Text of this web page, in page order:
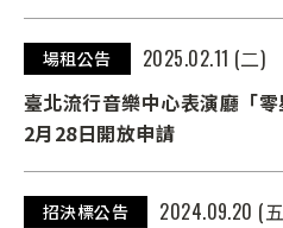
場租公告
2025.02.11 (二)
臺北流行音樂中心表演廳「
2月28日開放申請
招決標公告
2024.09.20 (